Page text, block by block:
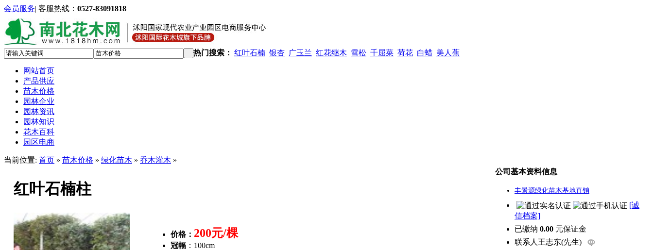
会员服务| 客服热线： 0527-83091818
热门搜索： 红叶石楠 银杏 广玉兰 红花继木 雪松 千屈菜 荷花 白蜡 美人蕉
网站首页
产品供应
苗木价格
园林企业
园林资讯
园林知识
花木百科
园区电商
当前位置: 首页 » 苗木价格 » 绿化苗木 » 乔木灌木 »
红叶石楠柱
价格： 200元/棵
冠幅 ：100cm
公司基本资料信息
丰景源绿化苗木基地直销
[诚
信档案]
已缴纳 0.00 元保证金
联系人 王志东(先生)